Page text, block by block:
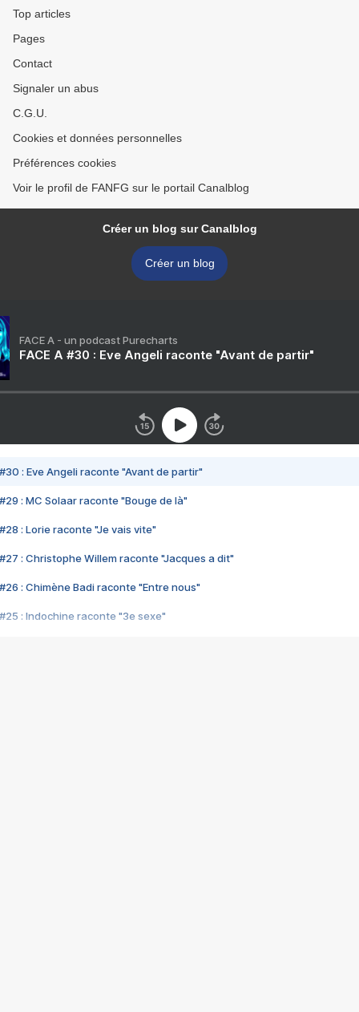
Top articles
Pages
Contact
Signaler un abus
C.G.U.
Cookies et données personnelles
Préférences cookies
Voir le profil de FANFG sur le portail Canalblog
Créer un blog sur Canalblog
Créer un blog
FACE A - un podcast Purecharts
FACE A #30 : Eve Angeli raconte "Avant de partir"
#30 : Eve Angeli raconte "Avant de partir"
#29 : MC Solaar raconte "Bouge de là"
#28 : Lorie raconte "Je vais vite"
#27 : Christophe Willem raconte "Jacques a dit"
#26 : Chimène Badi raconte "Entre nous"
#25 : Indochine raconte "3e sexe"